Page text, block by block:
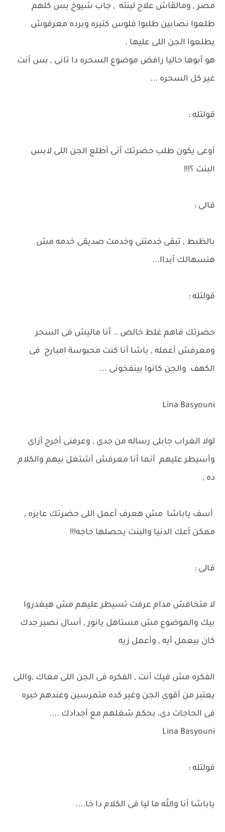
مصر , ومالقاش علاج لبنته , جاب شيوخ بس كلهم
طلعوا نصابين طلبوا فلوس كتيره وبرده معرفوش
يطلعوا الجن اللى عليها .
هو أبوها حاليا رافض موضوع السحره دا تانى , بس أنت
غير كل السحره ...
قولتله :
أوعى يكون طلب حضرتك أنى أطلع الجن اللى لابس
البنت ؟!!!
قالى :
بالظبط , تبقى خدمتنى وخدمت صديقى خدمه مش
هنسهالك أبداا...
قولتله :
حضرتك فاهم غلط خالص .. أنا ماليش فى السحر
ومعرفش أعمله , باشا أنا كنت محبوسة امبارح فى
الكهف والجن كانوا بينفخونى ...
Lina Basyouni
لولا الغراب جابلى رساله من جدى , وعرفنى أخرج أزاى
وأسيطر عليهم أنما أنا معرفش أشتغل بيهم والكلام
ده ,
أسف ياباشا مش هعرف أعمل اللى حضرتك عايزه ,
ممكن أعك الدنيا والبنت يحصلها حاجه!!!
قالى :
لا متخافش مدام عرفت تسيطر عليهم مش هيغدروا
بيك والموضوع مش مستاهل يانور , أسال نصير جدك
كان بيعمل أيه , وأعمل زيه
الفكره مش فيك أنت , الفكره فى الجن اللى معاك ,واللى
يعتبر من أقوى الجن وغير كده متمرسين وعندهم خبره
فى الحاجات دى، بحكم شغلهم مع أجدادك ....
Lina Basyouni
قولتله :
ياباشا أنا والله ما ليا فى الكلام دا خا....